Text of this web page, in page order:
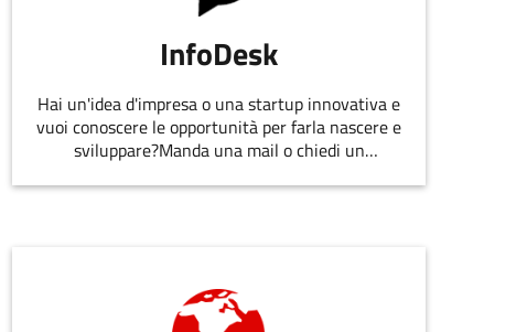
InfoDesk
Hai un'idea d'impresa o una startup innovativa e
vuoi conoscere le opportunità per farla nascere e
sviluppare?Manda una mail o chiedi un
EmiliaRomagnaStartUp.